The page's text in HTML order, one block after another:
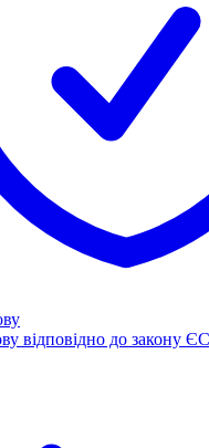
відповідно до закону